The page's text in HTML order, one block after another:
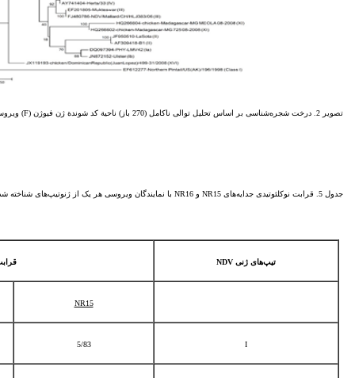
تصویر 2. درخت شجره‌شناسی بر اساس تحلیل توالی ناکامل (270 باز) ناحیة کد شوندة ژن فیوژن (F) ویروس‌های بیماری
جدول 5. قرابت نوکلئوتیدی جدایه‌های NR15 و NR16 با نمایندگان ویروسی هر یک از ژنوتیپ‌های شناخته شدةNDV بر اساس توالی ژن HN
تیپ‌های ژنی NDV
NR15
I
5/83